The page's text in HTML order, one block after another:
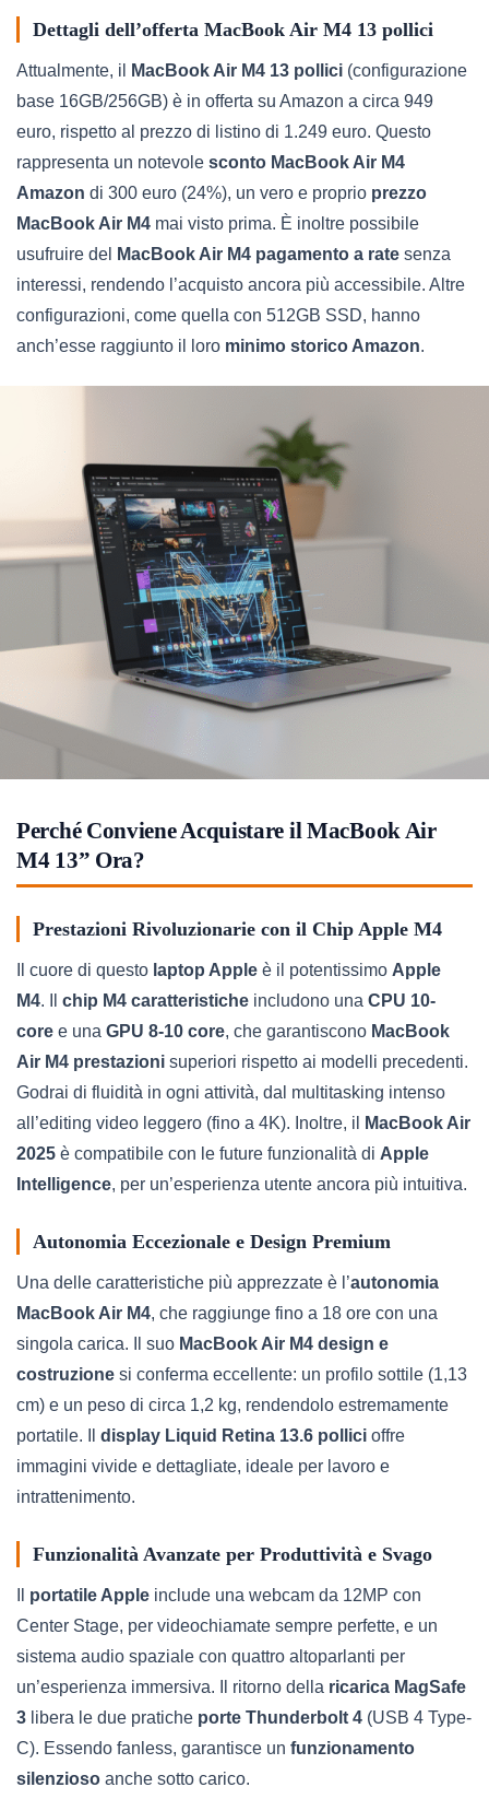
Dettagli dell’offerta MacBook Air M4 13 pollici
Attualmente, il MacBook Air M4 13 pollici (configurazione
base 16GB/256GB) è in offerta su Amazon a circa 949
euro, rispetto al prezzo di listino di 1.249 euro. Questo
rappresenta un notevole sconto MacBook Air M4
Amazon di 300 euro (24%), un vero e proprio prezzo
MacBook Air M4 mai visto prima. È inoltre possibile
usufruire del
MacBook Air M4 pagamento a rate senza
interessi, rendendo l’acquisto ancora più accessibile. Altre
configurazioni, come quella con 512GB SSD, hanno
anch’esse raggiunto il loro minimo storico Amazon.
Perché Conviene Acquistare il MacBook Air
M4 13” Ora?
Prestazioni Rivoluzionarie con il Chip Apple M4
Il cuore di questo laptop Apple è il potentissimo Apple
M4. Il chip M4 caratteristiche includono una CPU 10-
core e una GPU 8-10 core, che garantiscono MacBook
Air M4 prestazioni superiori rispetto ai modelli precedenti.
Godrai di fluidità in ogni attività, dal multitasking intenso
all’editing video leggero (fino a 4K). Inoltre, il
MacBook Air
2025 è compatibile con le future funzionalità di Apple
Intelligence, per un’esperienza utente ancora più intuitiva.
Autonomia Eccezionale e Design Premium
Una delle caratteristiche più apprezzate è l’autonomia
MacBook Air M4, che raggiunge fino a 18 ore con una
singola carica. Il suo MacBook Air M4 design e
costruzione si conferma eccellente: un profilo sottile (1,13
cm) e un peso di circa 1,2 kg, rendendolo estremamente
portatile. Il display Liquid Retina 13.6 pollici offre
immagini vivide e dettagliate, ideale per lavoro e
intrattenimento.
Funzionalità Avanzate per Produttività e Svago
portatile Apple include una webcam da 12MP con
Center Stage, per videochiamate sempre perfette, e un
sistema audio spaziale con quattro altoparlanti per
un’esperienza immersiva. Il ritorno della ricarica MagSafe
3 libera le due pratiche porte Thunderbolt 4 (USB 4 Type-
C). Essendo fanless, garantisce un funzionamento
silenzioso anche sotto carico.